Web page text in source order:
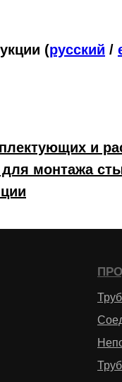
(русский /
и
монтажа